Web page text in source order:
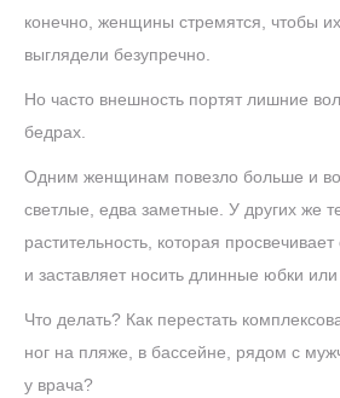
конечно, женщины стремятся, чтобы их
выглядели безупречно.
Но часто внешность портят лишние
бедрах.
Одним женщинам повезло больше и
светлые, едва заметные. У других же
растительность, которая просвечивает
и заставляет носить длинные юбки или
Что делать? Как перестать
ног на пляже, в бассейне, рядом с
у врача?